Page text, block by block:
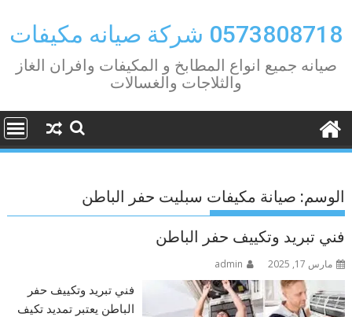
to
content
0573808718 شركة صيانه مكيفات
صيانه جميع انواع المطابخ و المكيفات وافران الغاز
والثلاجات والغسالات
الوسم: صيانة مكيفات سبليت حفر الباطن
فني تبريد وتكييف حفر الباطن
مارس 17, 2025 admin
فني تبريد وتكييف حفر
الباطن يعتبر تمديد تكيف